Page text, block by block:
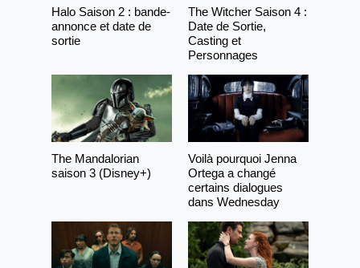
Halo Saison 2 : bande-
annonce et date de
sortie
The Witcher Saison 4 :
Date de Sortie,
Casting et
Personnages
The Mandalorian
saison 3 (Disney+)
Voilà pourquoi Jenna
Ortega a changé
certains dialogues
dans Wednesday